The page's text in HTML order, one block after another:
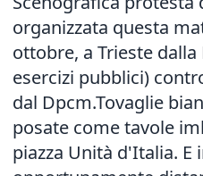
organizzata questa
ottobre, a Trieste dalla
esercizi pubblici)
dal Dpcm.Tovaglie
posate come tavole
piazza Unità d'Italia. E